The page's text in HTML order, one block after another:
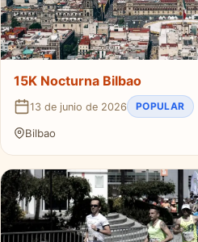
15K Nocturna Bilbao
13 de junio de 2026 POPULAR
Bilbao